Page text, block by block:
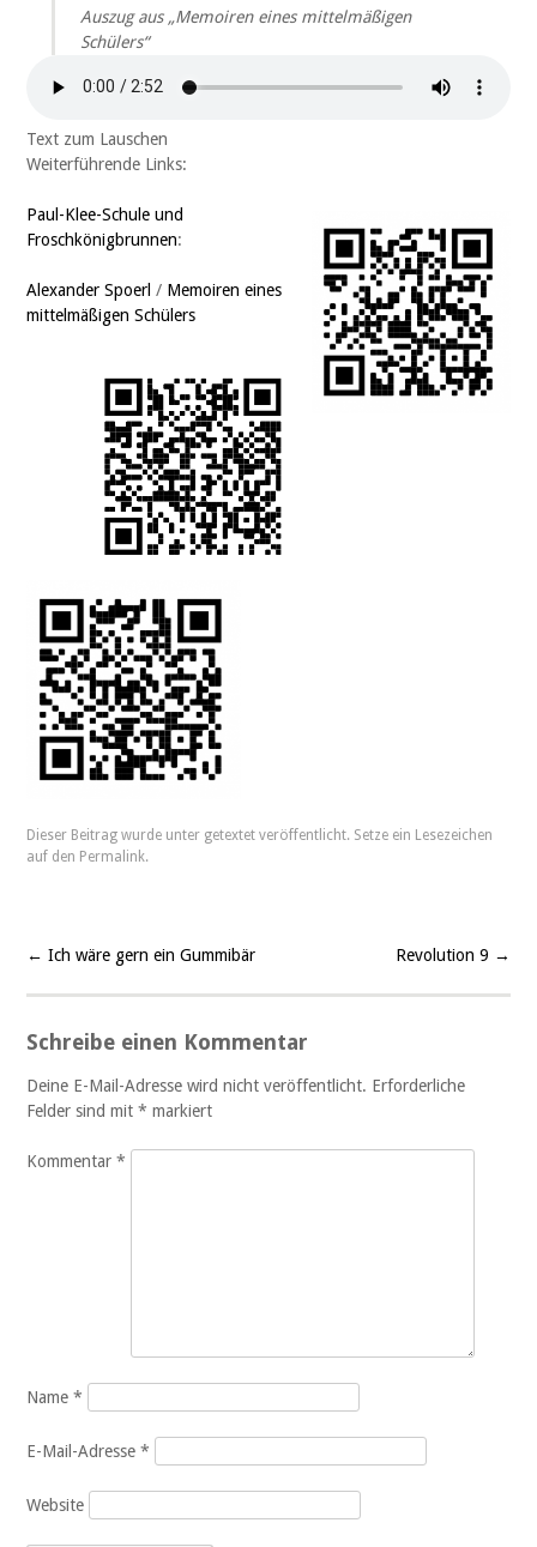
Auszug aus „Memoiren eines mittelmäßigen
Schülers“
Text zum Lauschen
Weiterführende Links:
Paul-Klee-Schule und
Froschkönigbrunnen:
Alexander Spoerl / Memoiren eines
mittelmäßigen Schülers
Dieser Beitrag wurde unter getextet veröffentlicht. Setze ein Lesezeichen
auf den Permalink.
Beitragsnavigation
← Ich wäre gern ein Gummibär Revolution 9 →
Schreibe einen Kommentar
Deine E-Mail-Adresse wird nicht veröffentlicht. Erforderliche
Felder sind mit* markiert
Kommentar*
Name*
E-Mail-Adresse*
Website